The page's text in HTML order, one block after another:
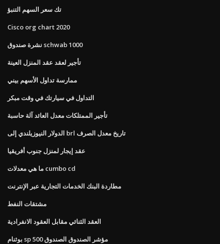
تك سعر السهم التنبؤ
Cisco org chart 2020
نشرة صندوق schwab 1000
تأجير لعقد عقد المنزل العينة
ممارسة تداول الأسهم بيني
التداول في سيارتك في وقت مبكر
تأجير الممتلكات معدل العائد آلة حاسبة
الدولار النيوزيلندي إلى brl تاريخ معدل الصرف
عقد إيجار لمنزل جنوب أفريقيا
ما هي معدلات cumbo cd
مطاردة البنك الخدمات التجارية عبر الإنترنت
مشتقات النفط
العقد الثنائي مقابل العقود الانفرادية
بوثنام sp 500 مؤشر الصندوق الصندوق